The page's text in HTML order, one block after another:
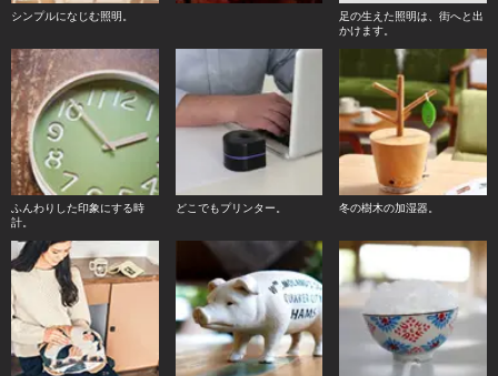
シンプルになじむ照明。
足の生えた照明は、街へと出
かけます。
ふんわりした印象にする時
計。
どこでもプリンター。 冬の樹木の加湿器。